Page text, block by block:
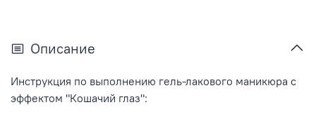
Описание
Инструкция по выполнению гель-лакового маникюра с
эффектом "Кошачий глаз":